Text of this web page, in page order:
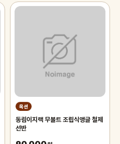
옥션
동림이지랙 무볼트 조립식앵글 철제
선반